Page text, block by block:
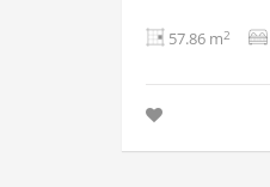
57.86 m2